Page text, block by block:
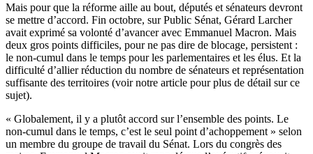
Mais pour que la réforme aille au bout, députés et sénateurs devront
se mettre d’accord. Fin octobre, surPublic Sénat, Gérard Larcher
avait exprimé sa volonté d’avancer avec Emmanuel Macron. Mais
deux gros points difficiles, pour ne pas dire de blocage, persistent :
le non-cumul dans le temps pour les parlementaires et les élus. Et la
difficulté d’allier réduction du nombre de sénateurs et représentation
suffisante des territoires (voir notre article pour plus de détail sur ce
sujet).
« Globalement, il y a plutôt accord sur l’ensemble des points. Le
non-cumul dans le temps, c’est le seul point d’achoppement » selon
un membre du groupe de travail du Sénat. Lors du congrès des